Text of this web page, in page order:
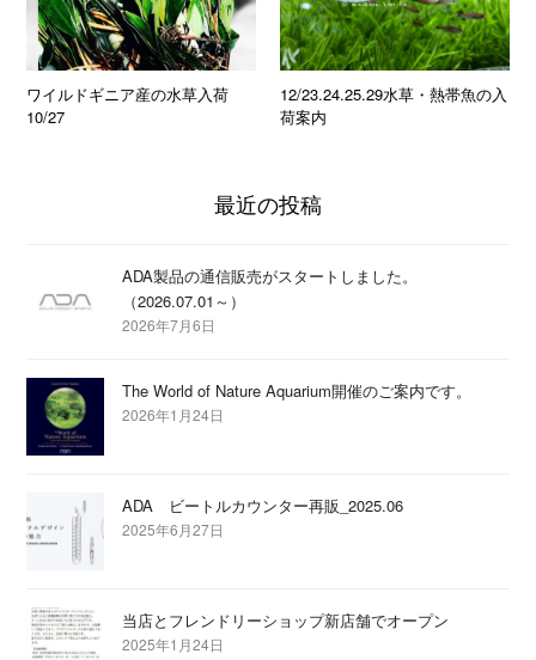
ワイルドギニア産の水草入荷
10/27
12/23.24.25.29水草・熱帯魚の入
荷案内
最近の投稿
ADA製品の通信販売がスタートしました。
（2026.07.01～）
2026年7月6日
The World of Nature Aquarium開催のご案内です。
2026年1月24日
ADA ビートルカウンター再販_2025.06
2025年6月27日
当店とフレンドリーショップ新店舗でオープン
2025年1月24日